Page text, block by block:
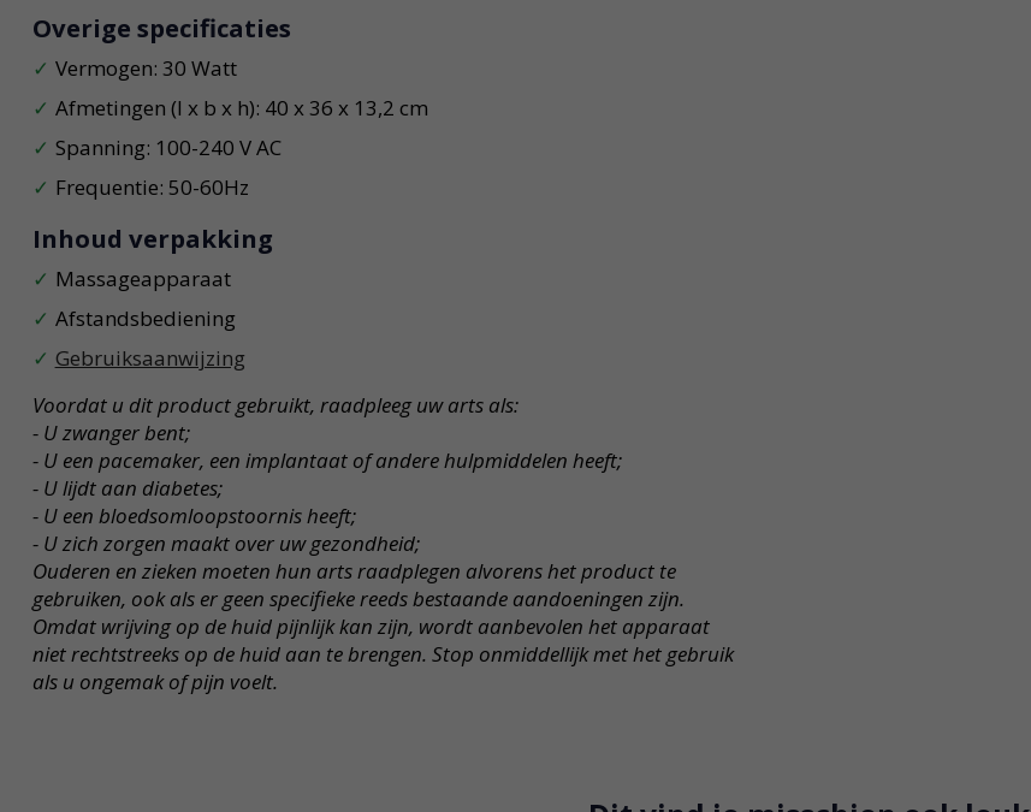
Overige specificaties
Vermogen: 30 Watt
Afmetingen (l x b x h): 40 x 36 x 13,2 cm
Spanning: 100-240 V AC
Frequentie: 50-60Hz
Inhoud verpakking
Massageapparaat
Afstandsbediening
Gebruiksaanwijzing
Voordat u dit product gebruikt, raadpleeg uw arts als:
- U zwanger bent;
- U een pacemaker, een implantaat of andere hulpmiddelen heeft;
- U lijdt aan diabetes;
- U een bloedsomloopstoornis heeft;
- U zich zorgen maakt over uw gezondheid;
Ouderen en zieken moeten hun arts raadplegen alvorens het product te
gebruiken, ook als er geen specifieke reeds bestaande aandoeningen zijn.
Omdat wrijving op de huid pijnlijk kan zijn, wordt aanbevolen het apparaat
niet rechtstreeks op de huid aan te brengen. Stop onmiddellijk met het gebruik
als u ongemak of pijn voelt.